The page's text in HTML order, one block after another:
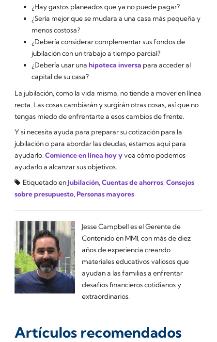
¿Hay gastos planeados que ya no puede pagar?
¿Sería mejor que se mudara a una casa más pequeña y
menos costosa?
¿Debería considerar complementar sus fondos de
jubilación con un trabajo a tiempo parcial?
¿Debería usar una hipoteca inversa para acceder al
capital de su casa?
La jubilación, como la vida misma, no tiende a mover en línea
recta. Las cosas cambiarán y surgirán otras cosas, así que no
tengas miedo de enfrentarte a esos cambios de frente.
Y si necesita ayuda para preparar su cotización para la
jubilación o para abordar las deudas, estamos aquí para
ayudarlo.Comience en línea hoy yvea cómo podemos
ayudarlo a alcanzar sus objetivos.
Etiquetado enJubilación,Cuentas de ahorros,Consejos
sobre presupuesto,Personas mayores
Jesse Campbell es el Gerente de
Contenido en MMI, con más de diez
años de experiencia creando
materiales educativos valiosos que
ayudan a las familias a enfrentar
desafíos financieros cotidianos y
extraordinarios.
Artículos recomendados